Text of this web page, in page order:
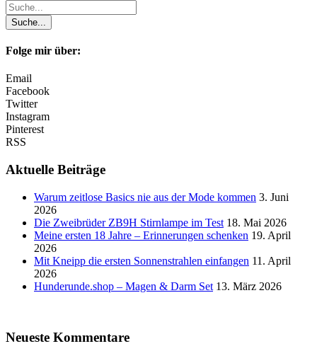
Folge mir über:
Email
Facebook
Twitter
Instagram
Pinterest
RSS
Aktuelle Beiträge
Warum zeitlose Basics nie aus der Mode kommen 3. Juni
2026
Die Zweibrüder ZB9H Stirnlampe im Test 18. Mai 2026
Meine ersten 18 Jahre – Erinnerungen schenken 19. April
2026
Mit Kneipp die ersten Sonnenstrahlen einfangen 11. April
2026
Hunderunde.shop – Magen & Darm Set 13. März 2026
Neueste Kommentare